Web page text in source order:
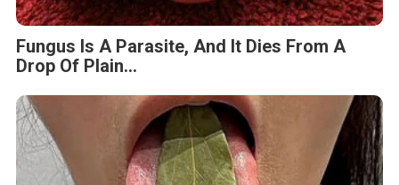
Fungus Is A Parasite, And It Dies From A
Drop Of Plain...